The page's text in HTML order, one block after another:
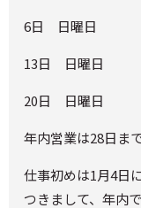
6日 日曜日
13日 日曜日
20日 日曜日
年内営業は28日ま
仕事初めは1月4日
つきまして、年内